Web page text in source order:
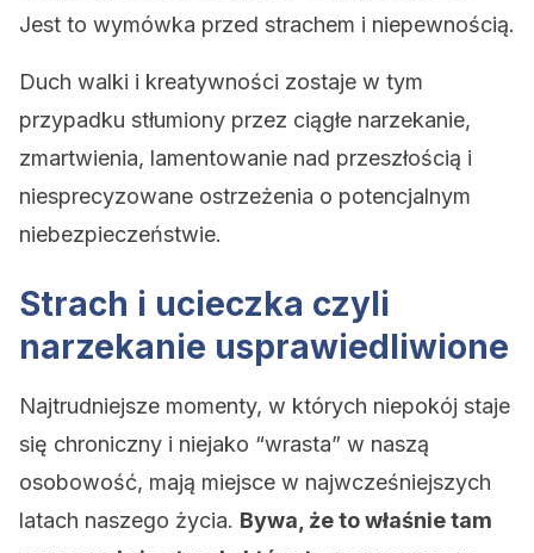
Jest to wymówka przed strachem i niepewnością.
Duch walki i kreatywności zostaje w tym
przypadku stłumiony przez ciągłe narzekanie,
zmartwienia, lamentowanie nad przeszłością i
niesprecyzowane ostrzeżenia o potencjalnym
niebezpieczeństwie.
Strach i ucieczka czyli
narzekanie usprawiedliwione
Najtrudniejsze momenty, w których niepokój staje
się chroniczny i niejako “wrasta” w naszą
osobowość, mają miejsce w najwcześniejszych
latach naszego życia. Bywa, że to właśnie tam